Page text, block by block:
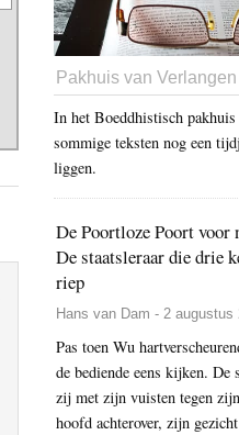
Pakhuis van Verlangen
In het Boeddhistisch
sommige teksten nog een
liggen.
De Poortloze Poort voor
De staatsleraar die drie
riep
Hans van Dam - 2 augustus
Pas toen Wu
de bediende eens kijken. De
zij met zijn vuisten tegen
hoofd achterover, zijn